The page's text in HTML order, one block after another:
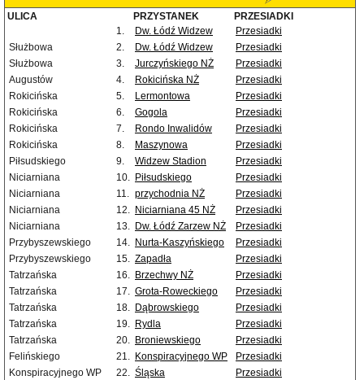
ULICA PRZYSTANEK
PRZESIADKI
1.
Dw. Łódź Widzew
Przesiadki
Służbowa
2. Dw. Łódź Widzew
Przesiadki
Służbowa
3. Jurczyńskiego NŻ
Przesiadki
Augustów
4. Rokicińska NŻ
Przesiadki
Rokicińska
5. Lermontowa
Przesiadki
Rokicińska
6. Gogola
Przesiadki
Rokicińska
7. Rondo Inwalidów
Przesiadki
Rokicińska
8. Maszynowa
Przesiadki
Piłsudskiego
9. Widzew Stadion
Przesiadki
Niciarniana
10. Piłsudskiego
Przesiadki
Niciarniana
11. przychodnia NŻ
Przesiadki
Niciarniana
12. Niciarniana 45 NŻ
Przesiadki
Niciarniana
13. Dw. Łódź Zarzew NŻ
Przesiadki
Przybyszewskiego
14. Nurta-Kaszyńskiego
Przesiadki
Przybyszewskiego
15. Zapadła
Przesiadki
Tatrzańska
16. Brzechwy NŻ
Przesiadki
Tatrzańska
17. Grota-Roweckiego
Przesiadki
Tatrzańska
18. Dąbrowskiego
Przesiadki
Tatrzańska
19. Rydla
Przesiadki
Tatrzańska
20. Broniewskiego
Przesiadki
Felińskiego
21. Konspiracyjnego WP
Przesiadki
Konspiracyjnego WP
22. Śląska
Przesiadki